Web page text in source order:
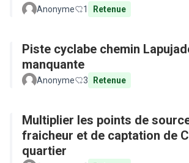
Anonyme 1 Retenue
Piste cyclabe chemin
manquante
Anonyme 3 Retenue
Multiplier les points de
fraicheur et de captation de
quartier